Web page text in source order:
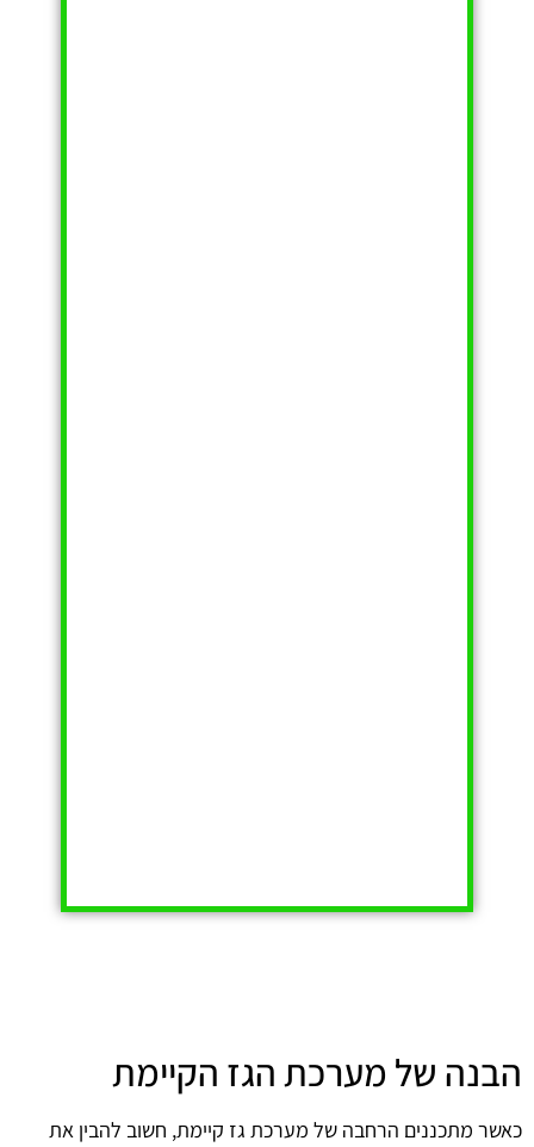
הבנה של מערכת הגז הקיימת
כאשר מתכננים הרחבה של מערכת גז קיימת, חשוב להבין את